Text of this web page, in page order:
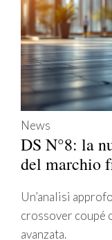
News
DS N°8: la
del marchio
Un’analisi
crossover coupé
avanzata.